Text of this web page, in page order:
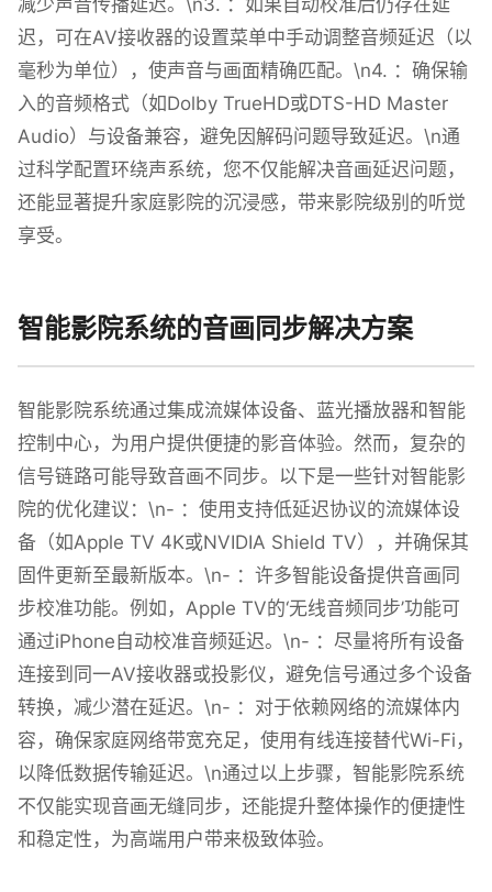
减少声音传播延迟。\n3. ：如果自动校准后仍存在延
迟，可在AV接收器的设置菜单中手动调整音频延迟（以
毫秒为单位），使声音与画面精确匹配。\n4. ：确保输
入的音频格式（如Dolby TrueHD或DTS-HD Master
Audio）与设备兼容，避免因解码问题导致延迟。\n通
过科学配置环绕声系统，您不仅能解决音画延迟问题，
还能显著提升家庭影院的沉浸感，带来影院级别的听觉
享受。
智能影院系统的音画同步解决方案
智能影院系统通过集成流媒体设备、蓝光播放器和智能
控制中心，为用户提供便捷的影音体验。然而，复杂的
信号链路可能导致音画不同步。以下是一些针对智能影
院的优化建议：\n- ：使用支持低延迟协议的流媒体设
备（如Apple TV 4K或NVIDIA Shield TV），并确保其
固件更新至最新版本。\n- ：许多智能设备提供音画同
步校准功能。例如，Apple TV的‘无线音频同步’功能可
通过iPhone自动校准音频延迟。\n- ：尽量将所有设备
连接到同一AV接收器或投影仪，避免信号通过多个设备
转换，减少潜在延迟。\n- ：对于依赖网络的流媒体内
容，确保家庭网络带宽充足，使用有线连接替代Wi-Fi，
以降低数据传输延迟。\n通过以上步骤，智能影院系统
不仅能实现音画无缝同步，还能提升整体操作的便捷性
和稳定性，为高端用户带来极致体验。